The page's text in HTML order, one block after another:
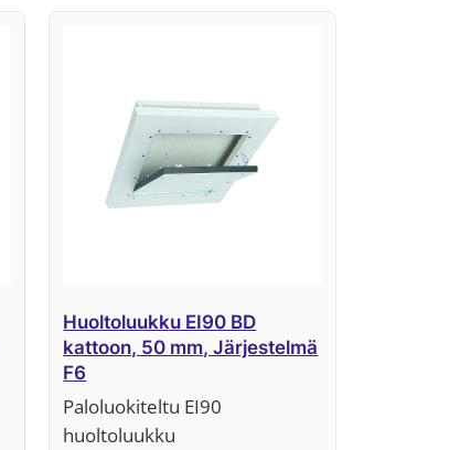
Huoltoluukku EI90 BD
kattoon, 50 mm, Järjestelmä
F6
Paloluokiteltu EI90
huoltoluukku